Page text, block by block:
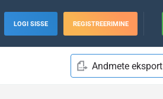
LOGI SISSE REGISTREERIMINE
Andmete eksport